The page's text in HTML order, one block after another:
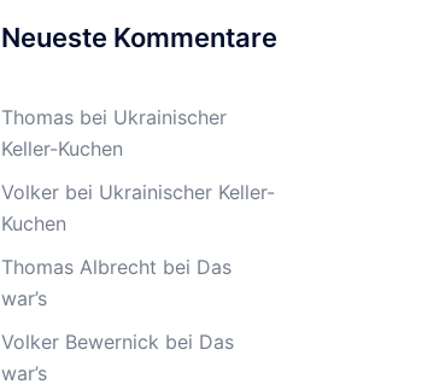
Neueste Kommentare
Thomasbei Ukrainischer
Keller-Kuchen
Volkerbei Ukrainischer Keller-
Kuchen
Thomas Albrecht bei Das
war’s
Volker Bewernick bei Das
war’s